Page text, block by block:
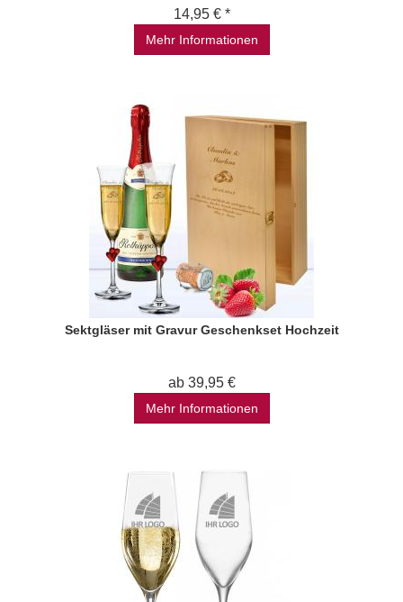
14,95 € *
Mehr Informationen
Sektgläser mit Gravur Geschenkset Hochzeit
ab 39,95 €
Mehr Informationen